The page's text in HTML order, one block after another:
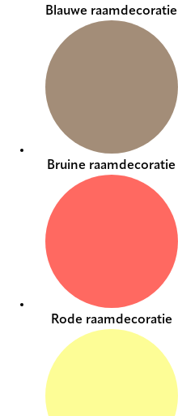
Blauwe raamdecoratie
Bruine raamdecoratie
Rode raamdecoratie